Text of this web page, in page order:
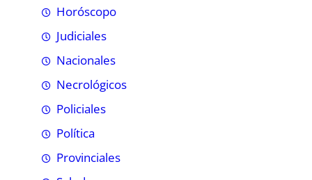
Horóscopo
Judiciales
Nacionales
Necrológicos
Policiales
Política
Provinciales